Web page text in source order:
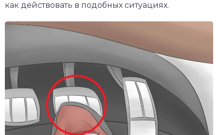
как действовать в подобных ситуациях.